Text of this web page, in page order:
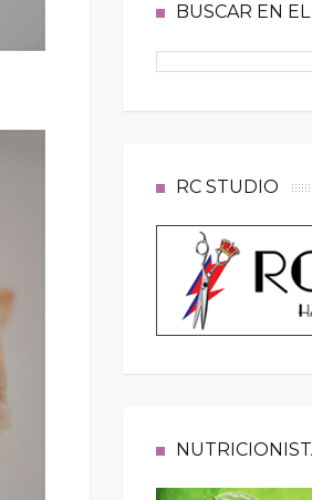
BUSCAR EN
RC STUDIO